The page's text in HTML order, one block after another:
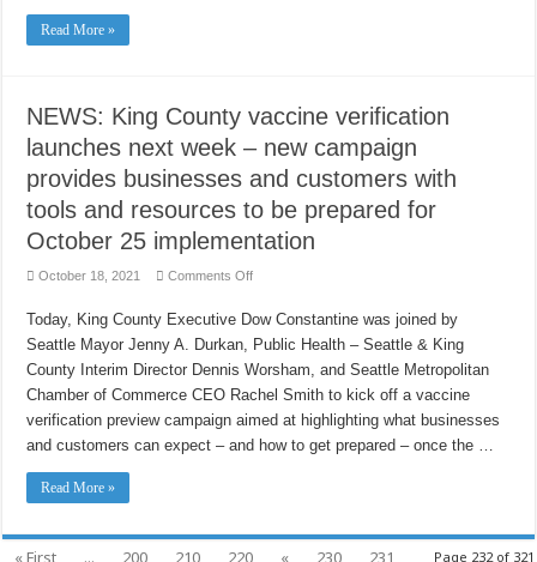
Read More »
NEWS: King County vaccine verification
launches next week – new campaign
provides businesses and customers with
tools and resources to be prepared for
October 25 implementation
October 18, 2021 Comments Offon
County
verification
launches
next
week
–
new
provides
and
Today, King County Executive Dow Constantine was joined by
Seattle Mayor Jenny A. Durkan, Public Health – Seattle & King
County Interim Director Dennis Worsham, and Seattle Metropolitan
Chamber of Commerce CEO Rachel Smith to kick off a vaccine
verification preview campaign aimed at highlighting what businesses
and customers can expect – and how to get prepared – once the …
Read More »
Page 232 of 321
« First ... 200 210 220 « 230 231